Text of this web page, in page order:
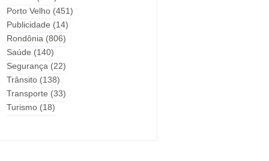
Porto Velho (451)
Publicidade (14)
Rondônia (806)
Saúde (140)
Segurança (22)
Trânsito (138)
Transporte (33)
Turismo (18)